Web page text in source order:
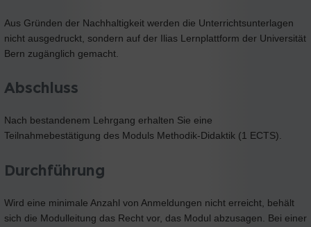
Aus Gründen der Nachhaltigkeit werden die Unterrichtsunterlagen
nicht ausgedruckt, sondern auf der Ilias Lernplattform der Universität
Bern zugänglich gemacht.
Abschluss
Nach bestandenem Lehrgang erhalten Sie eine
Teilnahmebestätigung des Moduls Methodik-Didaktik (1 ECTS).
Durchführung
Wird eine minimale Anzahl von Anmeldungen nicht erreicht, behält
sich die Modulleitung das Recht vor, das Modul abzusagen. Bei einer